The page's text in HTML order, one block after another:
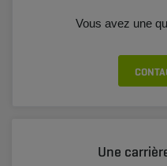
Vous avez une
Une